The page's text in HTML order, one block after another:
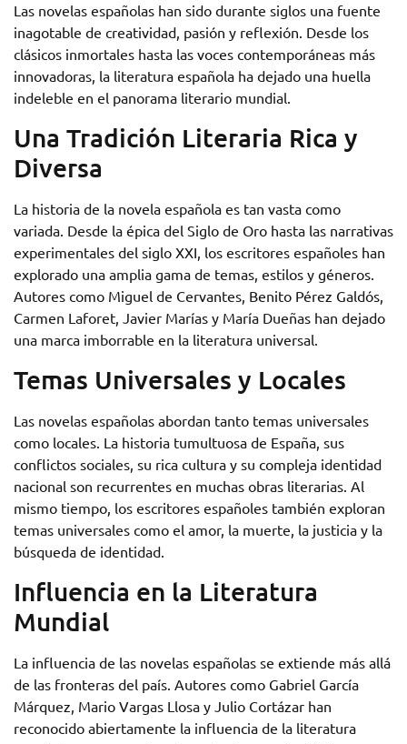
Las novelas españolas han sido durante siglos una fuente
inagotable de creatividad, pasión y reflexión. Desde los
clásicos inmortales hasta las voces contemporáneas más
innovadoras, la literatura española ha dejado una huella
indeleble en el panorama literario mundial.
Una Tradición Literaria Rica y
Diversa
La historia de la novela española es tan vasta como
variada. Desde la épica del Siglo de Oro hasta las narrativas
experimentales del siglo XXI, los escritores españoles han
explorado una amplia gama de temas, estilos y géneros.
Autores como Miguel de Cervantes, Benito Pérez Galdós,
Carmen Laforet, Javier Marías y María Dueñas han dejado
una marca imborrable en la literatura universal.
Temas Universales y Locales
Las novelas españolas abordan tanto temas universales
como locales. La historia tumultuosa de España, sus
conflictos sociales, su rica cultura y su compleja identidad
nacional son recurrentes en muchas obras literarias. Al
mismo tiempo, los escritores españoles también exploran
temas universales como el amor, la muerte, la justicia y la
búsqueda de identidad.
Influencia en la Literatura
Mundial
La influencia de las novelas españolas se extiende más allá
de las fronteras del país. Autores como Gabriel García
Márquez, Mario Vargas Llosa y Julio Cortázar han
reconocido abiertamente la influencia de la literatura